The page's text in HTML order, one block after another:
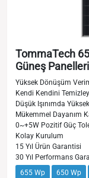
TommaTech
Güneş Panelleri
Yüksek Dönüşüm
Kendi Kendini
Düşük Işınımda
Mükemmel Dayanım
0~+5W Pozitif Güç
Kolay Kurulum
15 Yıl Ürün Garantisi
30 Yıl Performans
655 Wp
650 Wp